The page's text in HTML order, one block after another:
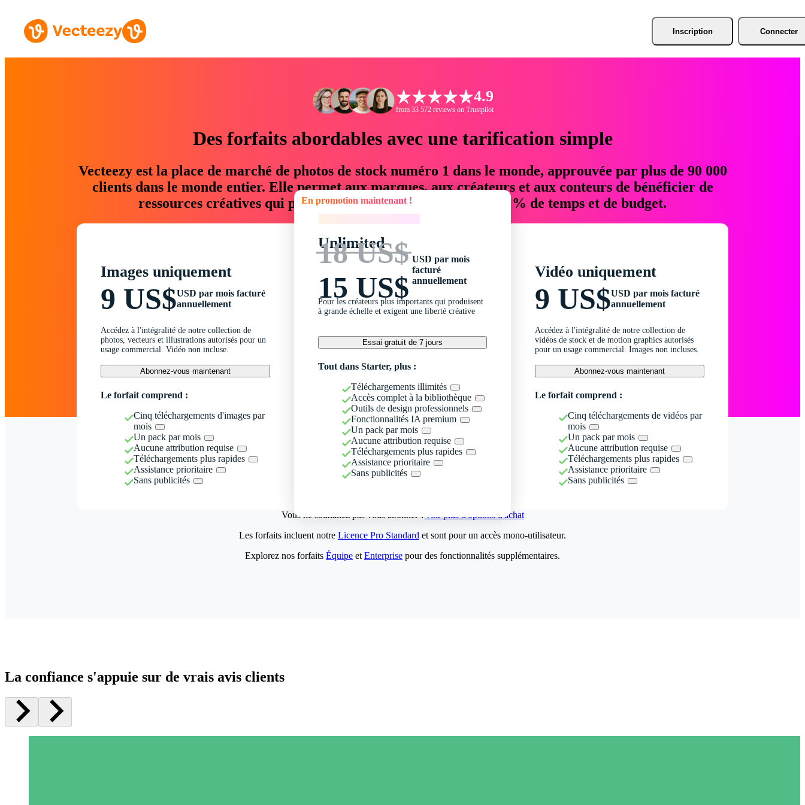
Inscription Connecter
4.9
from 33 572 reviews on Trustpilot
Des forfaits abordables avec une tarification simple
Vecteezy est la place de marché de photos de stock numéro 1 dans le monde, approuvée par plus de 90 000
clients dans le monde entier. Elle permet aux marques, aux créateurs et aux conteurs de bénéficier de
ressources créatives qui permettent d'économiser jusqu'à 76 % de temps et de budget.
Images uniquement
9 US$USD par mois facturé
annuellement
Accédez à l'intégralité de notre collection de
photos, vecteurs et illustrations autorisés pour un
usage commercial. Vidéo non incluse.
Abonnez-vous maintenant
Le forfait comprend :
Cinq téléchargements d'images par
mois
Un pack par mois
Aucune attribution requise
Téléchargements plus rapides
Assistance prioritaire
Sans publicités
En promotion maintenant !
Unlimited
18 US$
15 US$
USD par mois
facturé
annuellement
Pour les créateurs plus importants qui produisent
à grande échelle et exigent une liberté créative
Essai gratuit de 7 jours
Tout dans Starter, plus :
Téléchargements illimités
Accès complet à la bibliothèque
Outils de design professionnels
Fonctionnalités IA premium
Un pack par mois
Aucune attribution requise
Téléchargements plus rapides
Assistance prioritaire
Sans publicités
Vidéo uniquement
9 US$USD par mois facturé
annuellement
Accédez à l'intégralité de notre collection de
vidéos de stock et de motion graphics autorisés
pour un usage commercial. Images non incluses.
Abonnez-vous maintenant
Le forfait comprend :
Cinq téléchargements de vidéos par
mois
Un pack par mois
Aucune attribution requise
Téléchargements plus rapides
Assistance prioritaire
Sans publicités
Vous ne souhaitez pas vous abonner ?Voir plus d'options d'achat
Les forfaits incluent notre Licence Pro Standard et sont pour un accès mono-utilisateur.
Explorez nos forfaits Équipe et Enterprise pour des fonctionnalités supplémentaires.
La confiance s'appuie sur de vrais avis clients